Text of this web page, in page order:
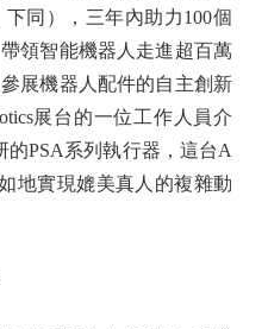
同），三年內助力100個
領智能機器人走進超百萬
展機器人配件的自主創新
展台的一位工作人員介
的PSA系列執行器，這台A
地實現媲美真人的複雜動